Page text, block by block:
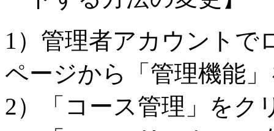
1）管理者アカウントで
ページから「管理機能
2）「コース管理」をク